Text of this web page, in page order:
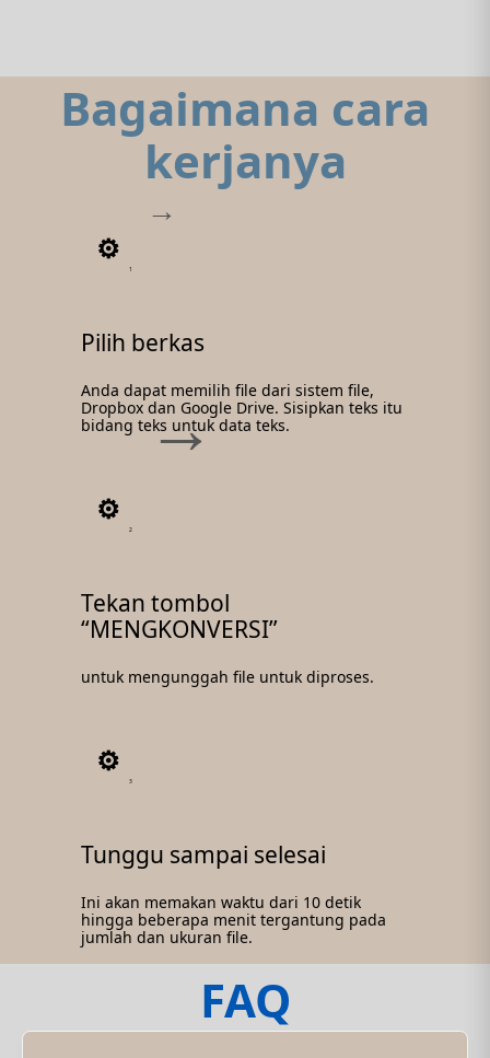
Bagaimana cara
kerjanya
1
Pilih berkas
Anda dapat memilih file dari sistem file,
Dropbox dan Google Drive. Sisipkan teks itu
bidang teks untuk data teks.
2
Tekan tombol
“MENGKONVERSI”
untuk mengunggah file untuk diproses.
3
Tunggu sampai selesai
Ini akan memakan waktu dari 10 detik
hingga beberapa menit tergantung pada
jumlah dan ukuran file.
FAQ